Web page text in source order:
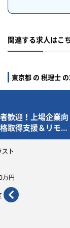
関連する求人はこ
東京都 の 税理士
向
ー
【公認
中小企
トアド